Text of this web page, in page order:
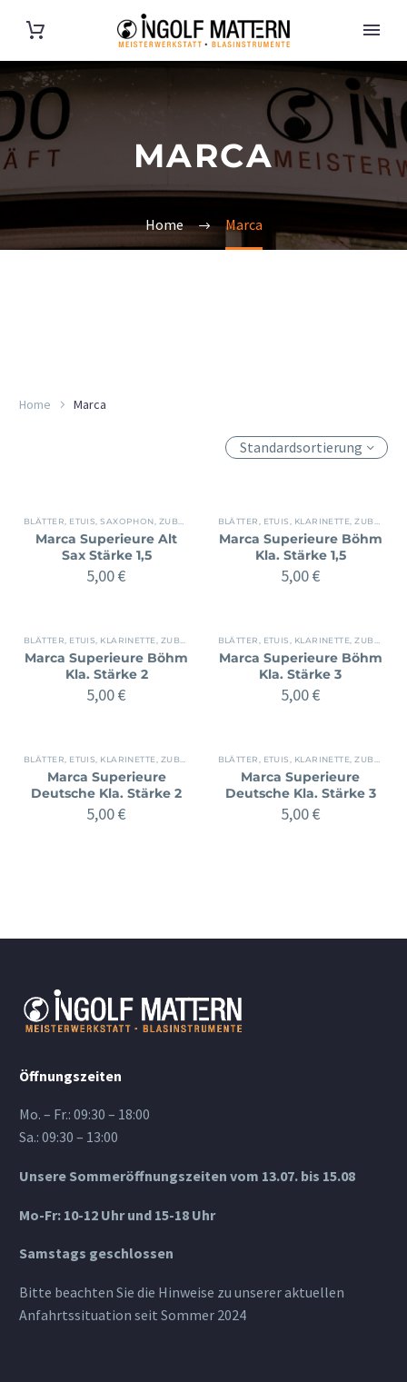
MARCA
Home Marca
Home Marca
Standardsortierung
BLÄTTER, ETUIS ,SAXOPHON ZUBEHÖR
Marca Superieure Alt
Sax Stärke 1,5
5,00€
BLÄTTER, ETUIS KLARINETTE ,ZUBEHÖR
Marca Superieure Böhm
Kla. Stärke 1,5
5,00€
BLÄTTER, ETUIS KLARINETTE ZUBEHÖR
Marca Superieure Böhm
Kla. Stärke 2
5,00€
BLÄTTER, ETUIS KLARINETTE ,ZUBEHÖR
Marca Superieure Böhm
Kla. Stärke 3
5,00€
BLÄTTER, ETUIS KLARINETTE ZUBEHÖR
Marca Superieure
Deutsche Kla. Stärke 2
5,00€
BLÄTTER, ETUIS KLARINETTE ,ZUBEHÖR
Marca Superieure
Deutsche Kla. Stärke 3
5,00€
Öffnungszeiten
Mo. – Fr.: 09:30 – 18:00
Sa.: 09:30 – 13:00
Unsere Sommeröffnungszeiten vom 13.07. bis 15.08
Mo-Fr: 10-12 Uhr und 15-18 Uhr
Samstags geschlossen
Bitte beachten Sie die Hinweise zu unserer aktuellen
Anfahrtssituation seit Sommer 2024